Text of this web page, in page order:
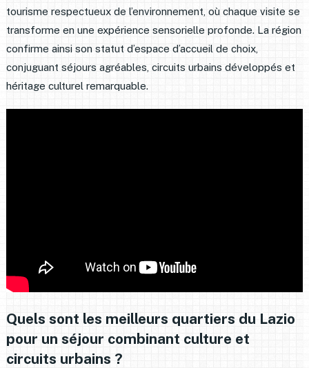
tourisme respectueux de l’environnement, où chaque visite se
transforme en une expérience sensorielle profonde. La région
confirme ainsi son statut d’espace d’accueil de choix,
conjuguant séjours agréables, circuits urbains développés et
héritage culturel remarquable.
Quels sont les meilleurs quartiers du Lazio
pour un séjour combinant culture et
circuits urbains ?